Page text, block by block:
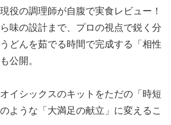
役の調理師が自腹で実食レビュー！
味の設計まで、プロの視点で鋭く分
どんを茹でる時間で完成する「相性
公開。
イシックスのキットをただの「時短
ような「大満足の献立」に変えるこ